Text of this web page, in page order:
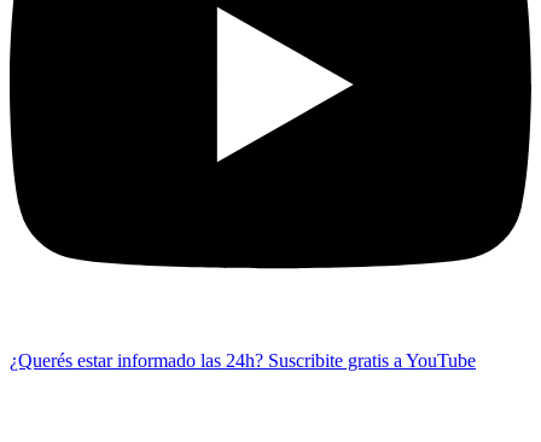
¿Querés estar informado las 24h? Suscribite gratis a YouTube